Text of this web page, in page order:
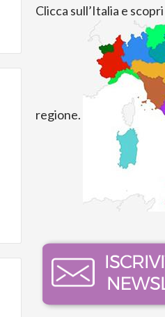
Clicca sull’Italia e
regione.